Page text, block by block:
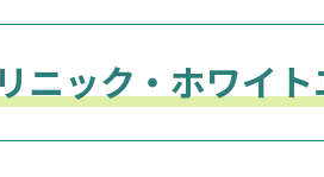
ニック・ホワイ